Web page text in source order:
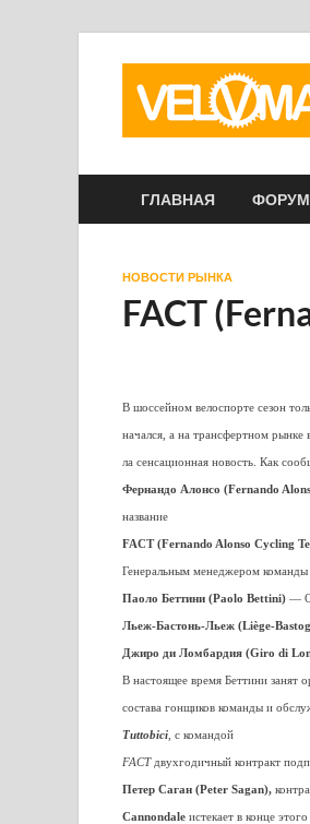
ГЛАВНАЯ ФОРУМ
НОВОСТИ РЫНКА
FACT
В шоссейном велоспорте сезон
начался, а на трансфертном рынке
ла сенсационная новость. Как
Фернандо Алонсо (Fernando
название
FACT (Fernando Alonso Cycling
Генеральным менеджером команды
Паоло Беттини (Paolo Bettini) —
Льеж-Бастонь-Льеж (Liège-
Джиро ди Ломбардия (Giro di
В настоящее время Беттини занят
состава гонщиков команды и
Tuttobici , с командой
FACTдвухгодичный контракт
Петер Саган (Peter Sagan),
Cannondale истекает в конце